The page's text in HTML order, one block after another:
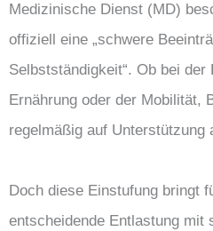
Medizinische Dienst (MD)
offiziell eine „schwere
Selbstständigkeit“. Ob bei der
Ernährung oder der Mobilität,
regelmäßig auf Unterstützung
Doch diese Einstufung bringt
entscheidende Entlastung mit